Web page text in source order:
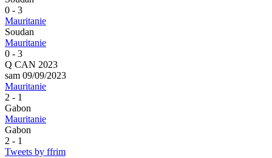
0 - 3
Mauritanie
Soudan
Mauritanie
0 - 3
Q CAN 2023
sam 09/09/2023
Mauritanie
2 - 1
Gabon
Mauritanie
Gabon
2 - 1
Tweets by ffrim